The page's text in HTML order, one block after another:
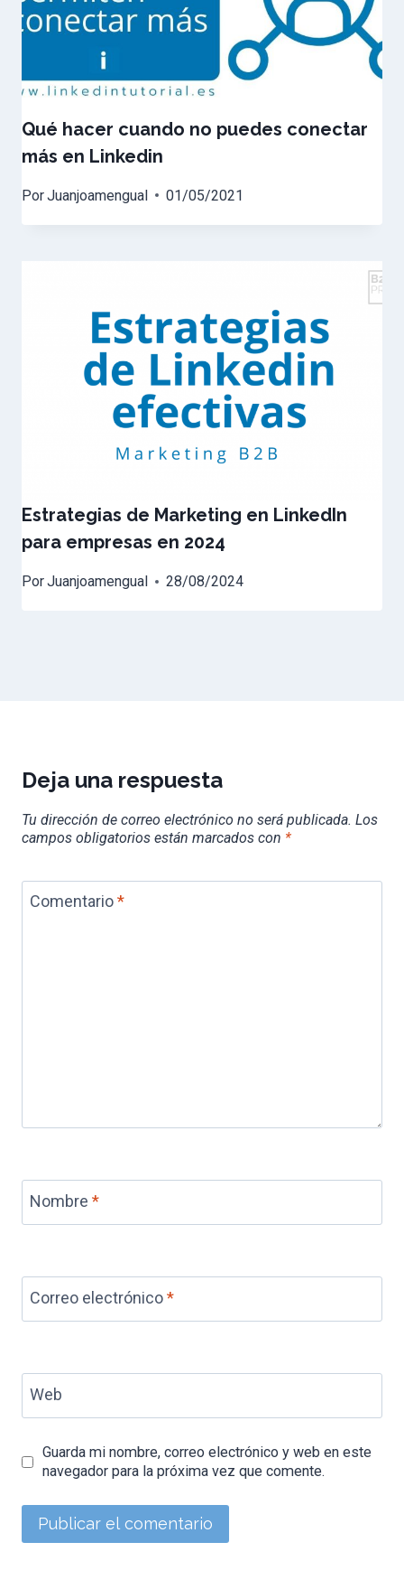
Qué hacer cuando no puedes conectar
más en Linkedin
PorJuanjoamengual 01/05/2021
Estrategias de Marketing en LinkedIn
para empresas en 2024
PorJuanjoamengual 28/08/2024
Deja una respuesta
Tu dirección de correo electrónico no será publicada. Los
campos obligatorios están marcados con *
Comentario*
Nombre *
Correo electrónico*
Web
Guarda mi nombre, correo electrónico y web en este
navegador para la próxima vez que comente.